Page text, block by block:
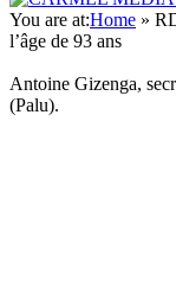
You are at:Home »
l’âge de 93 ans
Antoine Gizenga,
(Palu).